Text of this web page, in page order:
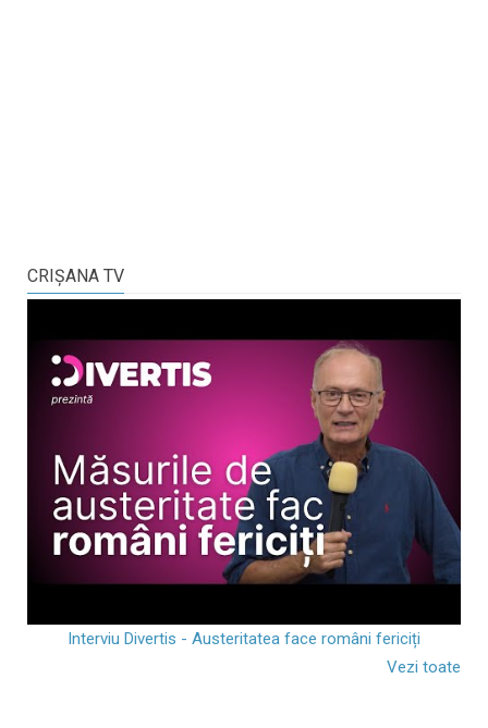
CRIŞANA TV
Interviu Divertis - Austeritatea face români fericiți
Vezi toate